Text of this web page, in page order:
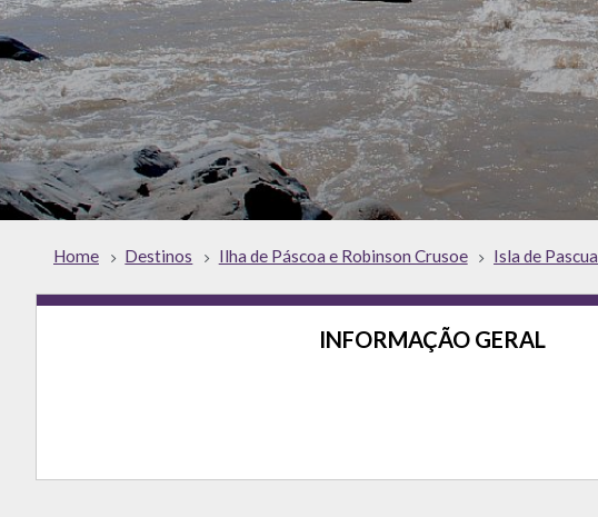
Home Destinos Ilha de Páscoa e Robinson Crusoe Isla de Pascua
INFORMAÇÃO GERAL